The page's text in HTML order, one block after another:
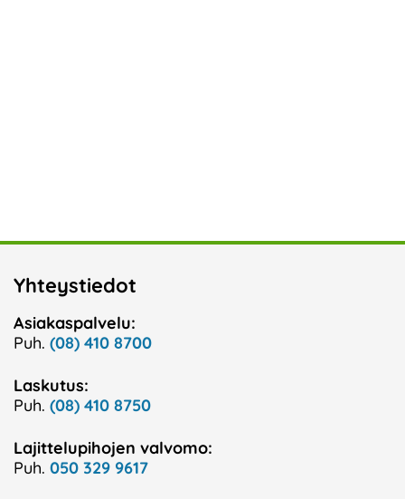
Yhteystiedot
Asiakaspalvelu:
Puh. (08) 410 8700
Laskutus:
Puh. (08) 410 8750
Lajittelupihojen valvomo:
Puh. 050 329 9617